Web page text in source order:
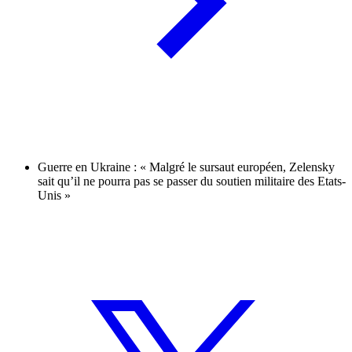
Guerre en Ukraine : « Malgré le sursaut européen, Zelensky
sait qu’il ne pourra pas se passer du soutien militaire des Etats-
Unis »